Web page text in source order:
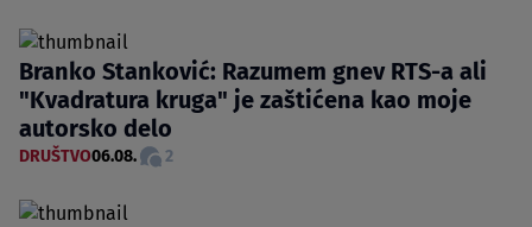
Branko Stanković: Razumem gnev RTS-a ali
"Kvadratura kruga" je zaštićena kao moje
autorsko delo
DRUŠTVO06.08. 2